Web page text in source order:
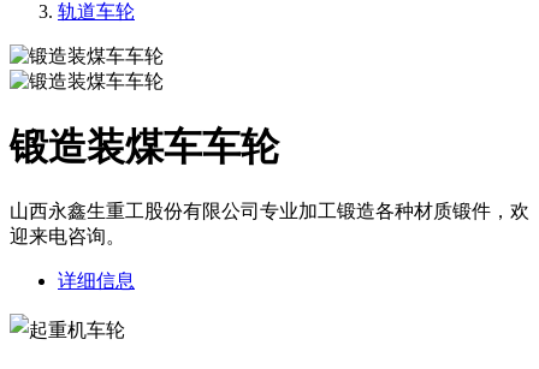
轨道车轮
锻造装煤车车轮
山西永鑫生重工股份有限公司专业加工锻造各种材质锻件，欢
迎来电咨询。
详细信息